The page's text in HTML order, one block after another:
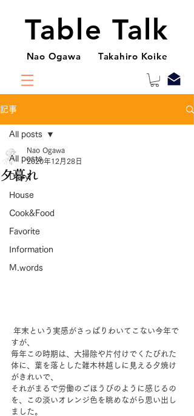
Table Talk
Nao Ogawa Takahiro Koike
記事
All posts
Diary
House
Cook&Food
Favorite
Information
M.words
All posts
夕暮れ
Nao Ogawa
2020年12月28日
すが、
毎年この時期は、大掃除や片付けでくたびれた
体に、葉を落とした雑木林越しに見える夕焼け
がきれいで、
それがまるで労働のごほうびのように感じるの
を、この淡いオレンジ色を眺めながら思い出し
ました。